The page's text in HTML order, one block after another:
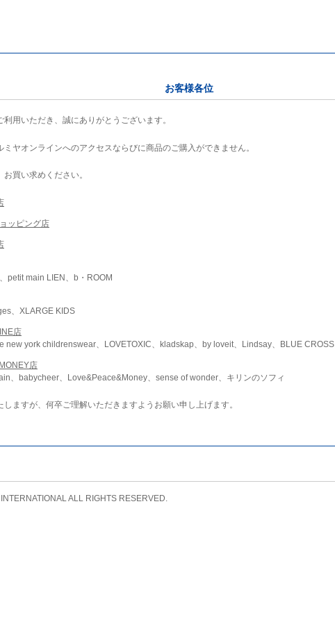
お客様各位
用いただき、誠にありがとうございます。
ヤオンラインへのアクセスならびに商品のご購入ができません。
買い求めください。
ッピング店
petit main LIEN、b・ROOM
、XLARGE KIDS
店
new york childrenswear、LOVETOXIC、kladskap、by loveit、Lindsay、BLUE CROSS
店
、babycheer、Love&Peace&Money、sense of wonder、キリンのソフィ
ますが、何卒ご理解いただきますようお願い申し上げます。